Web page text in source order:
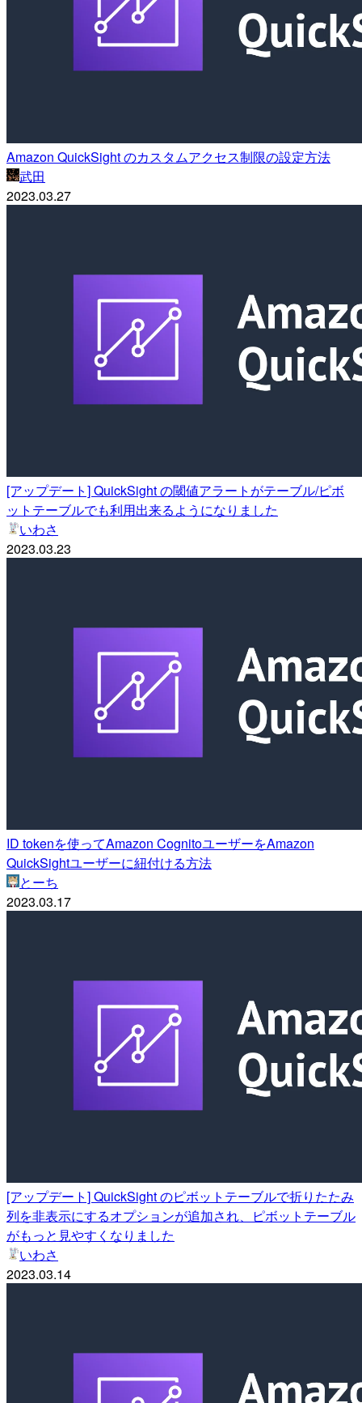
Amazon QuickSight のカスタムアクセス制限の設定方法
武田
2023.03.27
[アップデート] QuickSight の閾値アラートがテーブル/ピボ
ットテーブルでも利用出来るようになりました
いわさ
2023.03.23
ID tokenを使ってAmazon CognitoユーザーをAmazon
QuickSightユーザーに紐付ける方法
とーち
2023.03.17
[アップデート] QuickSight のピボットテーブルで折りたたみ
列を非表示にするオプションが追加され、ピボットテーブル
がもっと見やすくなりました
いわさ
2023.03.14